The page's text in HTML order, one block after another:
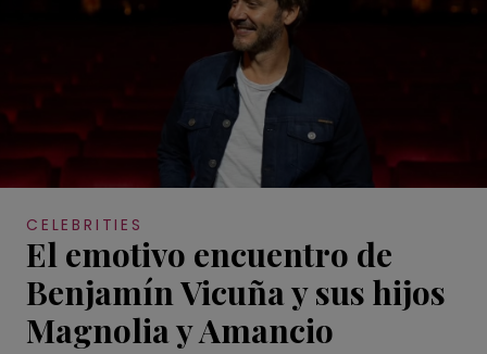
CELEBRITIES
El emotivo encuentro de
Benjamín Vicuña y sus hijos
Magnolia y Amancio